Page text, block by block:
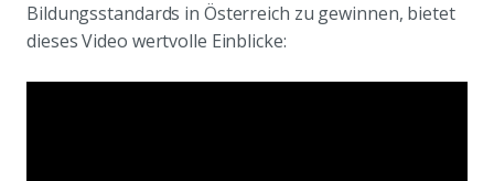
Bildungsstandards in Österreich zu gewinnen, bietet
dieses Video wertvolle Einblicke: